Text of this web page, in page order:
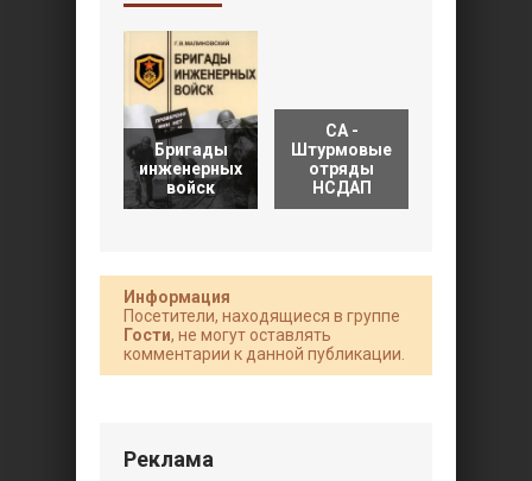
Бригады
инженерных
войск
СА -
Штурмовые
отряды
НСДАП
Информация
Посетители, находящиеся в группе
Гости, не могут оставлять
комментарии к данной публикации.
Реклама